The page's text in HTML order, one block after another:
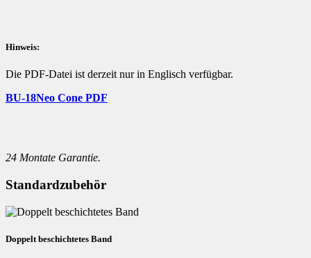
Hinweis:
Die PDF-Datei ist derzeit nur in Englisch verfügbar.
BU-18Neo Cone PDF
24 Montate Garantie.
Standardzubehör
Doppelt beschichtetes Band